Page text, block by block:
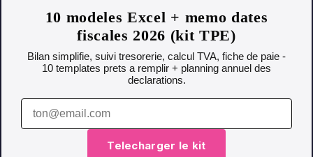
10 modeles Excel + memo dates
fiscales 2026 (kit TPE)
Bilan simplifie, suivi tresorerie, calcul TVA, fiche de paie -
10 templates prets a remplir + planning annuel des
declarations.
Telecharger le kit